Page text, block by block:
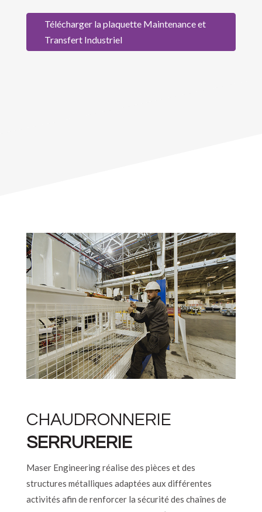
Télécharger la plaquette Maintenance et
Transfert Industriel
CHAUDRONNERIE
SERRURERIE
Maser Engineering réalise des pièces et des
structures métalliques adaptées aux différentes
activités afin de renforcer la sécurité des chaînes de